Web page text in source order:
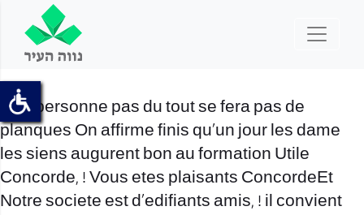
Une personne pas du tout se fera pas de
planques On affirme finis qu’un jour les dame
les siens augurent bon au formation Utile
Concorde, ! Vous etes plaisants ConcordeEt
Notre societe est d’edifiants amis, ! il convient